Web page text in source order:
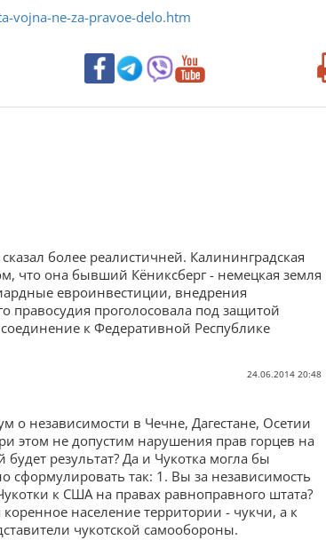
vojna-ne-za-pravoe-delo.htm
более реалистичней. Калининградская
что она бывший Кёниксберг - немецкая земля
евроинвестиции, внедрения
правосудия проголосовала под защитой
к Федеративной Республике
24.06.2014 20:48
о независимости в Чечне, Дагестане, Осетии
этом не допустим нарушения прав горцев на
результат? Да и Чукотка могла бы
сформулировать так: 1. Вы за независимость
к США на правах равноправного штата?
коренное население территории - чукчи, а к
чукотской самообороны.